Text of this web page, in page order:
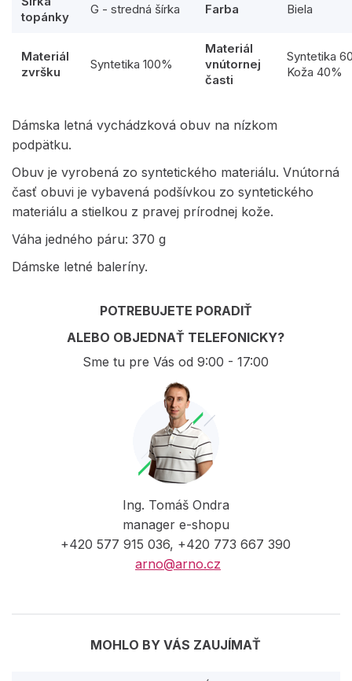
topánky
G - stredná šírka Farba Biela
Materiál
zvršku
Syntetika 100%
Materiál
vnútornej
časti
Syntetika
Koža 40%
Dámska letná vychádzková obuv na nízkom
podpätku.
Obuv je vyrobená zo syntetického materiálu. Vnútorná
časť obuvi je vybavená podšívkou zo syntetického
materiálu a stielkou z pravej prírodnej kože.
Váha jedného páru: 370 g
Dámske letné baleríny.
POTREBUJETE PORADIŤ
ALEBO OBJEDNAŤ TELEFONICKY?
Sme tu pre Vás od 9:00 - 17:00
Ing. Tomáš Ondra
manager e-shopu
+420 577 915 036, +420 773 667 390
arno@arno.cz
MOHLO BY VÁS ZAUJÍMAŤ